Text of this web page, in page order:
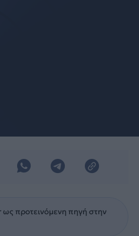
προτεινόμενη πηγή στην